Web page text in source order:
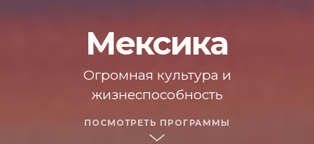
Мексика
Огромная культура и
жизнеспособность
ПОСМОТРЕТЬ ПРОГРАММЫ